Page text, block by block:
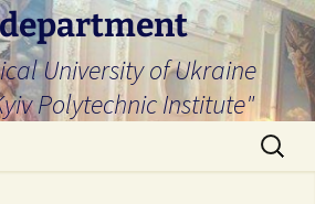
University of Ukraine
Polytechnic Institute"
Search
for: